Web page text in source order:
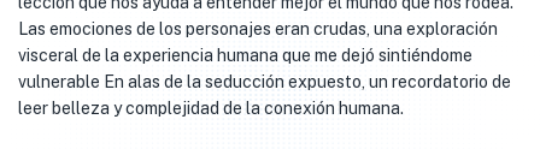
Las emociones de los personajes eran crudas, una exploración
visceral de la experiencia humana que me dejó sintiéndome
vulnerable En alas de la seducción expuesto, un recordatorio de
leer belleza y complejidad de la conexión humana.